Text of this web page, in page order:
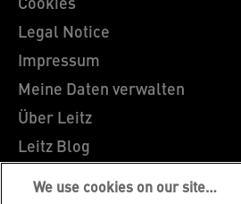
Cookies
Legal Notice
Impressum
Meine Daten verwalten
Über Leitz
Leitz Blog
Karriere
We use cookies on our site…